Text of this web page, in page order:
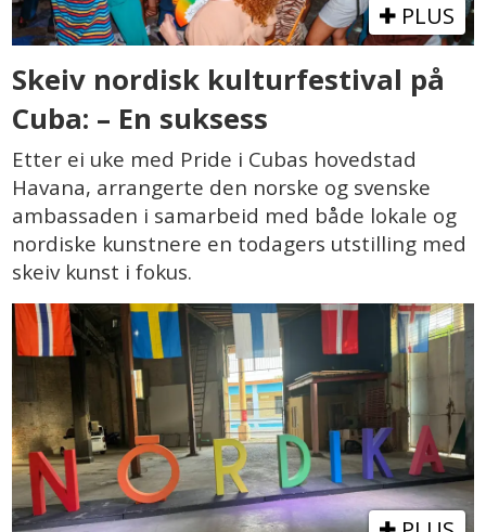
PLUS
Skeiv nordisk kulturfestival på
Cuba: – En suksess
Etter ei uke med Pride i Cubas hovedstad
Havana, arrangerte den norske og svenske
ambassaden i samarbeid med både lokale og
nordiske kunstnere en todagers utstilling med
skeiv kunst i fokus.